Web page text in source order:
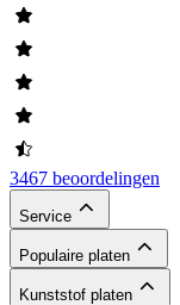
3467 beoordelingen
Service
Populaire platen
Kunststof platen